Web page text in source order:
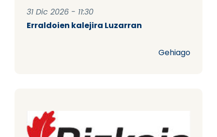
31 Dic 2026 - 11:30
Erraldoien kalejira Luzarran
Gehiago